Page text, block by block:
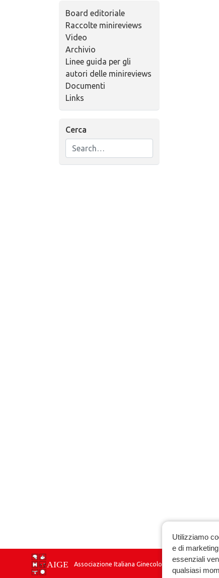
Board editoriale
Raccolte minireviews
Video
Archivio
Linee guida per gli
autori delle minireviews
Documenti
Links
Cerca
Associazione Italiana Ginecologia
Utilizziamo
e di
essenziali
qualsiasi